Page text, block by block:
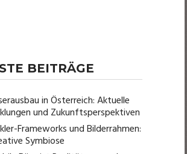
BEITRÄGE
in Österreich: Aktuelle
und Zukunftsperspektiven
Frameworks und Bilderrahmen:
Symbiose